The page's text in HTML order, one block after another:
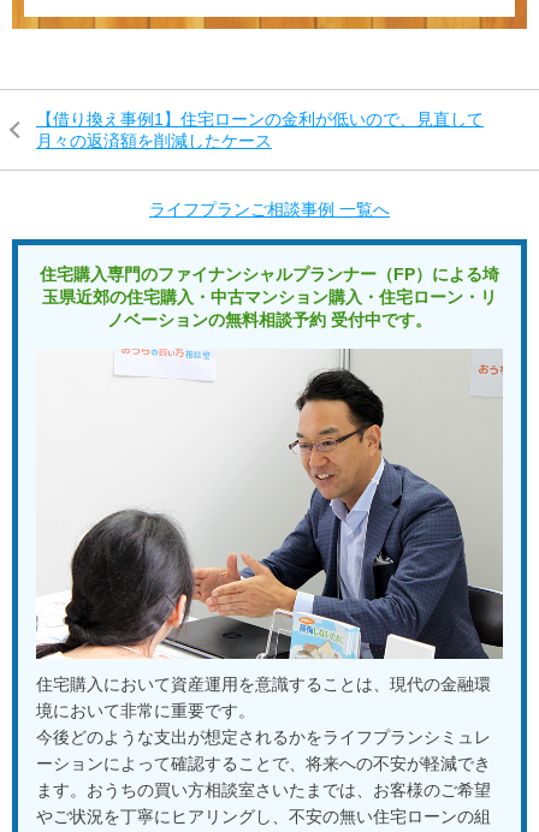
LINE facebookInstagramYoutube
【借り換え事例1】住宅ローンの金利が低いので、見直して
月々の返済額を削減したケース
ライフプランご相談事例 一覧へ
住宅購入専門のファイナンシャルプランナー（FP）による埼
玉県近郊の住宅購入・中古マンション購入・住宅ローン・リ
ノベーションの無料相談予約 受付中です。
住宅購入において資産運用を意識することは、現代の金融環
境において非常に重要です。
今後どのような支出が想定されるかをライフプランシミュレ
ーションによって確認することで、将来への不安が軽減でき
ます。おうちの買い方相談室さいたまでは、お客様のご希望
やご状況を丁寧にヒアリングし、不安の無い住宅ローンの組